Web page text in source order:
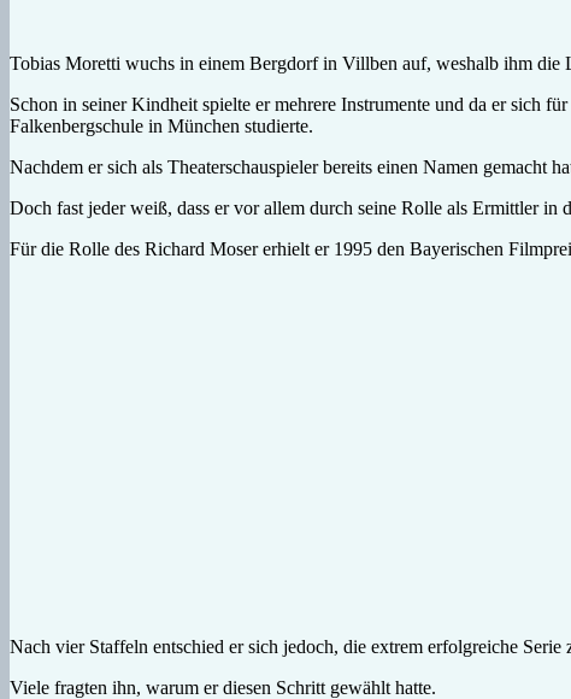
Tobias Moretti wuchs in einem Bergdorf in Villben auf, weshalb ihm die
Schon in seiner Kindheit spielte er mehrere Instrumente und da er sich
Falkenbergschule in München studierte.
Nachdem er sich als Theaterschauspieler bereits einen Namen
Doch fast jeder weiß, dass er vor allem durch seine Rolle als Ermittler in
Für die Rolle des Richard Moser erhielt er 1995 den Bayerischen
Nach vier Staffeln entschied er sich jedoch, die extrem erfolgreiche
Viele fragten ihn, warum er diesen Schritt gewählt hatte.